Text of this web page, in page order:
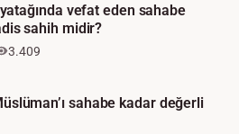
vefat eden sahabe
sahih midir?
3.409
sahabe kadar değerli